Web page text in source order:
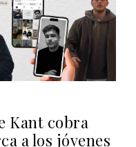
Kant cobra
a los jóvenes